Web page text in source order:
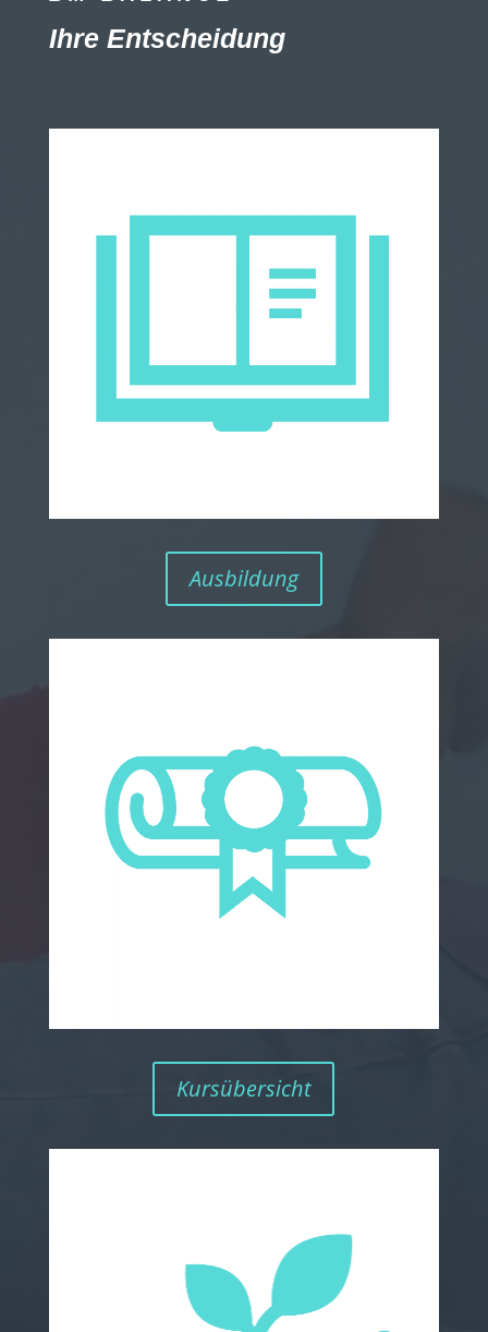
Ihre Entscheidung
Ausbildung
Kursübersicht